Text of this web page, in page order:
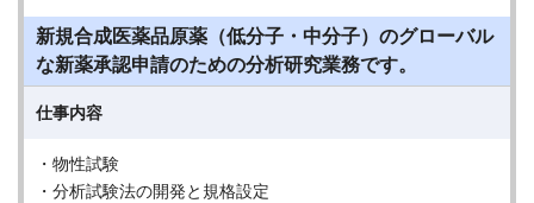
新規合成医薬品原薬（低分子・中分子）のグローバル
な新薬承認申請のための分析研究業務です。
仕事内容
・物性試験
・分析試験法の開発と規格設定